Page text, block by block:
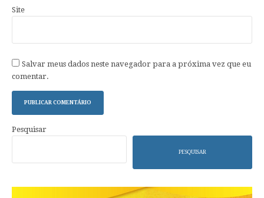
Site
Salvar meus dados neste navegador para a próxima vez que eu
comentar.
Pesquisar
PESQUISAR